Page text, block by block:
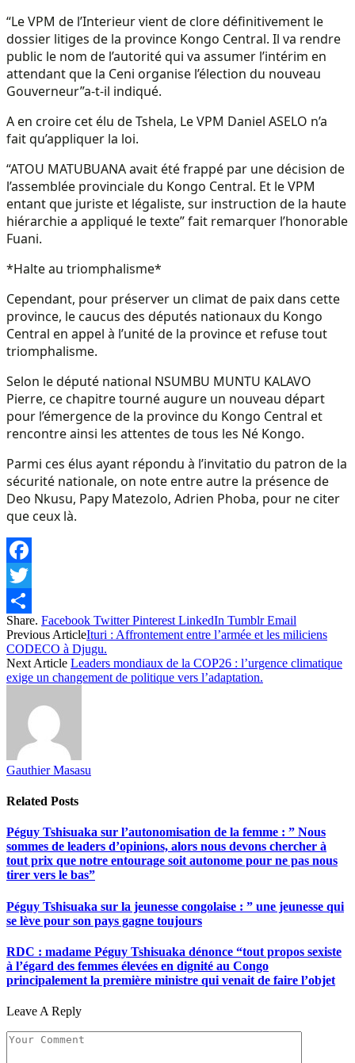
“Le VPM de l’Interieur vient de clore définitivement le
dossier litiges de la province Kongo Central. Il va rendre
public le nom de l’autorité qui va assumer l’intérim en
attendant que la Ceni organise l’élection du nouveau
Gouverneur”a-t-il indiqué.
A en croire cet élu de Tshela, Le VPM Daniel ASELO n’a
fait qu’appliquer la loi.
“ATOU MATUBUANA avait été frappé par une décision de
l’assemblée provinciale du Kongo Central. Et le VPM
entant que juriste et légaliste, sur instruction de la haute
hiérarchie a appliqué le texte” fait remarquer l’honorable
Fuani.
*Halte au triomphalisme*
Cependant, pour préserver un climat de paix dans cette
province, le caucus des députés nationaux du Kongo
Central en appel à l’unité de la province et refuse tout
triomphalisme.
Selon le député national NSUMBU MUNTU KALAVO
Pierre, ce chapitre tourné augure un nouveau départ
pour l’émergence de la province du Kongo Central et
rencontre ainsi les attentes de tous les Né Kongo.
Parmi ces élus ayant répondu à l’invitatio du patron de la
sécurité nationale, on note entre autre la présence de
Deo Nkusu, Papy Matezolo, Adrien Phoba, pour ne citer
que ceux là.
Facebook
Twitter
Share
Share. Facebook Twitter Pinterest LinkedIn Tumblr Email
Previous ArticleIturi : Affrontement entre l’armée et les miliciens
CODECO à Djugu.
Next Article Leaders mondiaux de la COP26 : l’urgence climatique
exige un changement de politique vers l’adaptation.
Gauthier Masasu
Related Posts
Péguy Tshisuaka sur l’autonomisation de la femme : ” Nous
sommes de leaders d’opinions, alors nous devons chercher à
tout prix que notre entourage soit autonome pour ne pas nous
tirer vers le bas”
Péguy Tshisuaka sur la jeunesse congolaise : ” une jeunesse qui
se lève pour son pays gagne toujours
RDC : madame Péguy Tshisuaka dénonce “tout propos sexiste
à l’égard des femmes élevées en dignité au Congo
principalement la première ministre qui venait de faire l’objet
Leave A Reply